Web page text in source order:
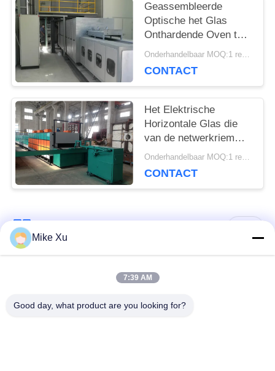
Geassembleerde
Optische het Glas
Onthardende Oven ter
plaatse van de
Onderhandelbaar MOQ:1 reeks
CONTACT
Het Elektrische
Horizontale Glas die
van de netwerkriem
Oven verfraaien
Onderhandelbaar MOQ:1 reeks
CONTACT
Industriële Glasoven
Mike Xu
7:39 AM
Good day, what product are you looking for?